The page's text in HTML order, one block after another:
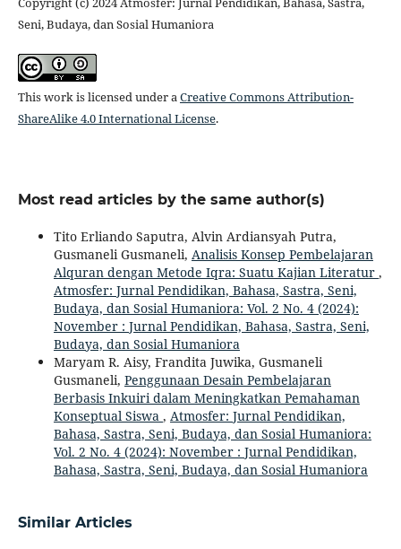
Seni, Budaya, dan Sosial Humaniora
This work is licensed under a Creative Commons Attribution-
ShareAlike 4.0 International License.
Most read articles by the same author(s)
Tito Erliando Saputra, Alvin Ardiansyah Putra,
Gusmaneli Gusmaneli, Analisis Konsep Pembelajaran
Alquran dengan Metode Iqra: Suatu Kajian Literatur ,
Atmosfer: Jurnal Pendidikan, Bahasa, Sastra, Seni,
Budaya, dan Sosial Humaniora: Vol. 2 No. 4 (2024):
November : Jurnal Pendidikan, Bahasa, Sastra, Seni,
Budaya, dan Sosial Humaniora
Maryam R. Aisy, Frandita Juwika, Gusmaneli
Gusmaneli, Penggunaan Desain Pembelajaran
Berbasis Inkuiri dalam Meningkatkan Pemahaman
Konseptual Siswa , Atmosfer: Jurnal Pendidikan,
Bahasa, Sastra, Seni, Budaya, dan Sosial Humaniora:
Vol. 2 No. 4 (2024): November : Jurnal Pendidikan,
Bahasa, Sastra, Seni, Budaya, dan Sosial Humaniora
Similar Articles